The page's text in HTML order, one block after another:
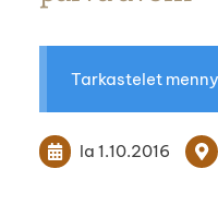
Tarkastelet
la 1.10.2016